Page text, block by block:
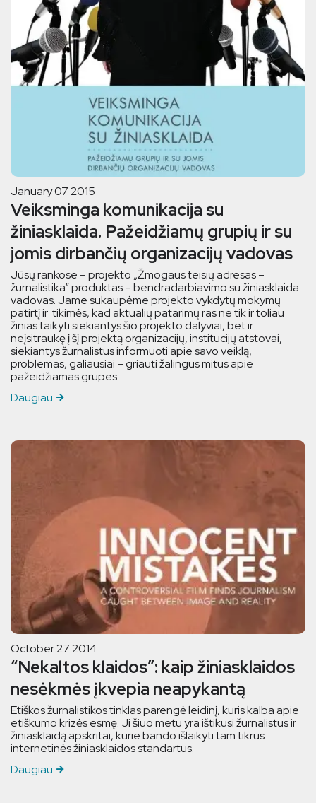
January 07 2015
Veiksminga komunikacija su
žiniasklaida. Pažeidžiamų grupių ir su
jomis dirbančių organizacijų vadovas
Jūsų rankose – projekto „Žmogaus teisių adresas –
žurnalistika“ produktas – bendradarbiavimo su žiniasklaida
vadovas. Jame sukaupėme projekto vykdytų mokymų
patirtį ir tikimės, kad aktualių patarimų ras ne tik ir toliau
žinias taikyti siekiantys šio projekto dalyviai, bet ir
neįsitraukę į šį projektą organizacijų, institucijų atstovai,
siekiantys žurnalistus informuoti apie savo veiklą,
problemas, galiausiai – griauti žalingus mitus apie
pažeidžiamas grupes.
Daugiau
October 27 2014
“Nekaltos klaidos”: kaip žiniasklaidos
nesėkmės įkvepia neapykantą
Etiškos žurnalistikos tinklas parengė leidinį, kuris kalba apie
etiškumo krizės esmę. Ji šiuo metu yra ištikusi žurnalistus ir
žiniasklaidą apskritai, kurie bando išlaikyti tam tikrus
internetinės žiniasklaidos standartus.
Daugiau